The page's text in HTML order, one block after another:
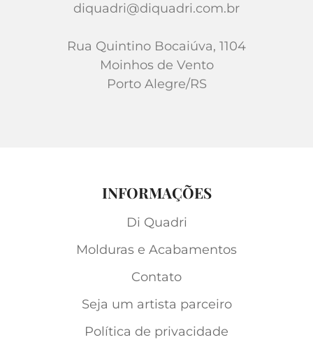
diquadri@diquadri.com.br
Rua Quintino Bocaiúva, 1104
Moinhos de Vento
Porto Alegre/RS
INFORMAÇÕES
Di Quadri
Molduras e Acabamentos
Contato
Seja um artista parceiro
Política de privacidade